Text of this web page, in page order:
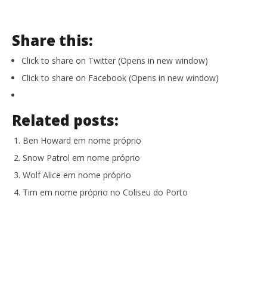
Share this:
Click to share on Twitter (Opens in new window)
Click to share on Facebook (Opens in new window)
Related posts:
Ben Howard em nome próprio
Snow Patrol em nome próprio
Wolf Alice em nome próprio
Tim em nome próprio no Coliseu do Porto